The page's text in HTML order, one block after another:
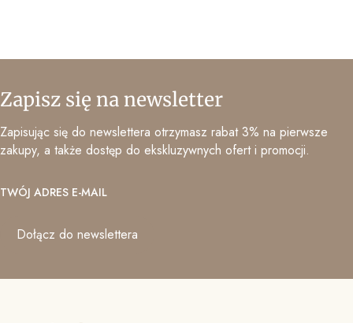
Zapisz się na newsletter
Zapisując się do newslettera otrzymasz rabat 3% na pierwsze
zakupy, a także dostęp do ekskluzywnych ofert i promocji.
TWÓJ ADRES E-MAIL
Dołącz do newslettera